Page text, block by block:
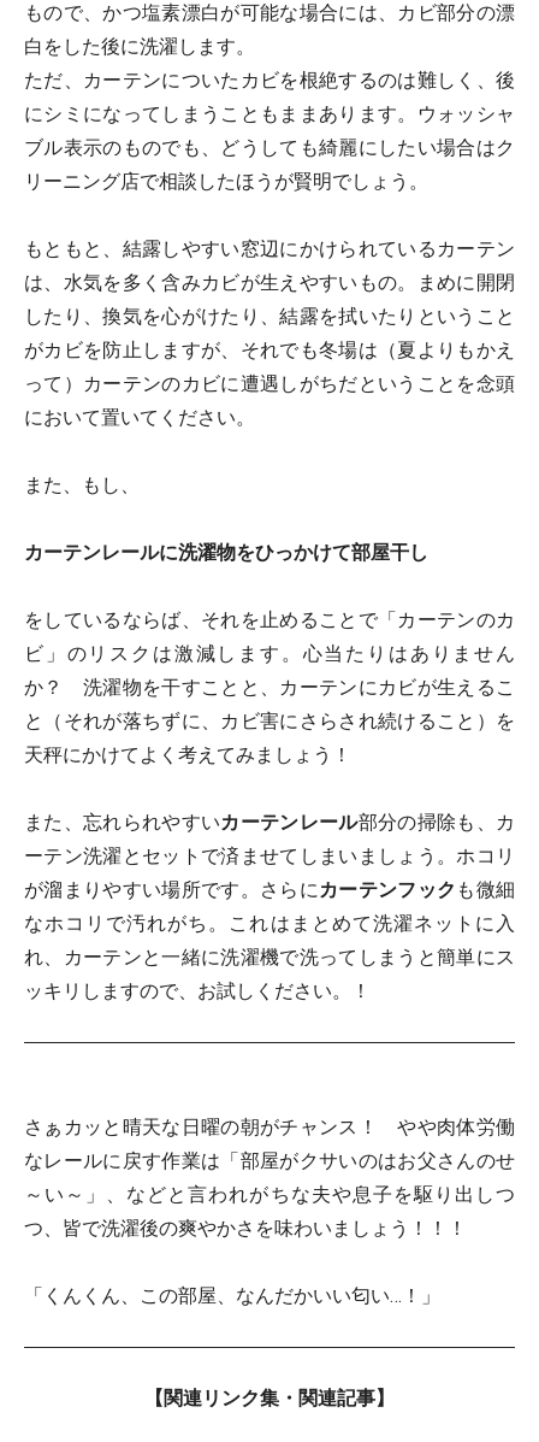
もので、かつ塩素漂白が可能な場合には、カビ部分の漂
白をした後に洗濯します。
ただ、カーテンについたカビを根絶するのは難しく、後
にシミになってしまうこともままあります。ウォッシャ
ブル表示のものでも、どうしても綺麗にしたい場合はク
リーニング店で相談したほうが賢明でしょう。
もともと、結露しやすい窓辺にかけられているカーテン
は、水気を多く含みカビが生えやすいもの。まめに開閉
したり、換気を心がけたり、結露を拭いたりということ
がカビを防止しますが、それでも冬場は（夏よりもかえ
って）カーテンのカビに遭遇しがちだということを念頭
において置いてください。
また、もし、
カーテンレールに洗濯物をひっかけて部屋干し
をしているならば、それを止めることで「カーテンのカ
ビ」のリスクは激減します。心当たりはありません
か？ 洗濯物を干すことと、カーテンにカビが生えるこ
と（それが落ちずに、カビ害にさらされ続けること）を
天秤にかけてよく考えてみましょう！
また、忘れられやすいカーテンレール部分の掃除も、カ
ーテン洗濯とセットで済ませてしまいましょう。ホコリ
が溜まりやすい場所です。さらにカーテンフック も微細
なホコリで汚れがち。これはまとめて洗濯ネットに入
れ、カーテンと一緒に洗濯機で洗ってしまうと簡単にス
ッキリしますので、お試しください。！
さぁカッと晴天な日曜の朝がチャンス！ やや肉体労働
なレールに戻す作業は「部屋がクサいのはお父さんのせ
～い～」、などと言われがちな夫や息子を駆り出しつ
つ、皆で洗濯後の爽やかさを味わいましょう！！！
「くんくん、この部屋、なんだかいい匂い…！」
【関連リンク集・関連記事】